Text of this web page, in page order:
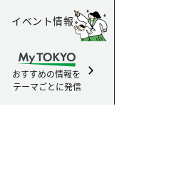
イベント情報
おすすめの情報を
テーマごとに発信